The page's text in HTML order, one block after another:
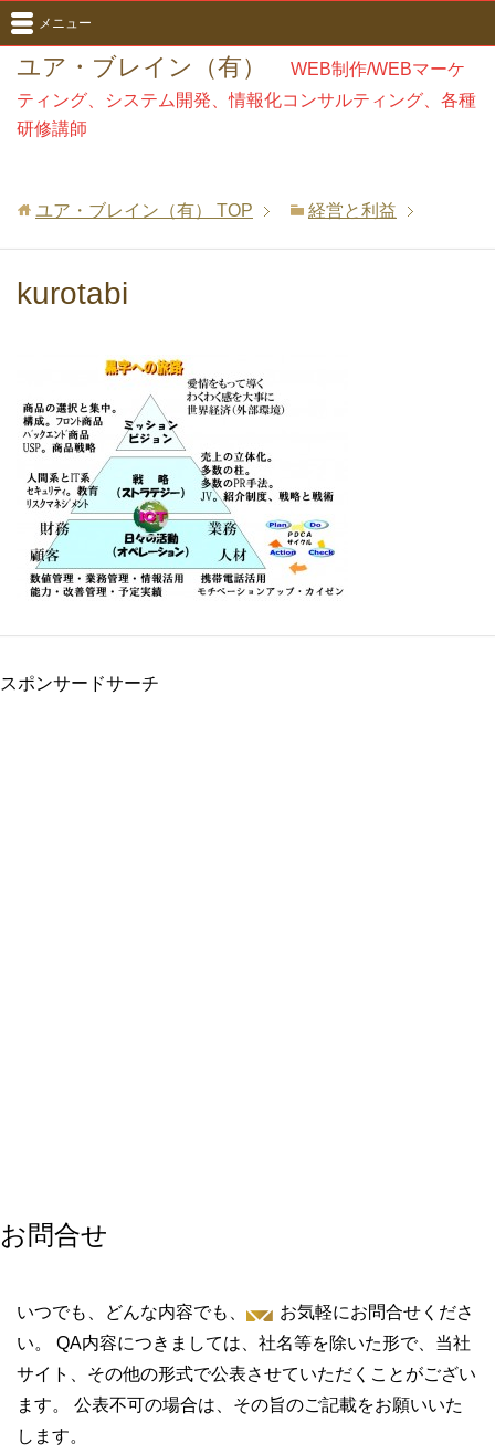
ユア・ブレイン（有）
WEB制作/WEBマーケ
ティング、システム開発、情報化コンサルティング、各種
研修講師
メニュー
ユア・ブレイン（有） TOP 経営と利益
kurotabi
スポンサードサーチ
お問合せ
いつでも、どんな内容でも、
お気軽にお問合せくださ
い。
QA内容につきましては、社名等を除いた形で、当社
サイト、その他の形式で公表させていただくことがござい
ます。 公表不可の場合は、その旨のご記載をお願いいた
します。